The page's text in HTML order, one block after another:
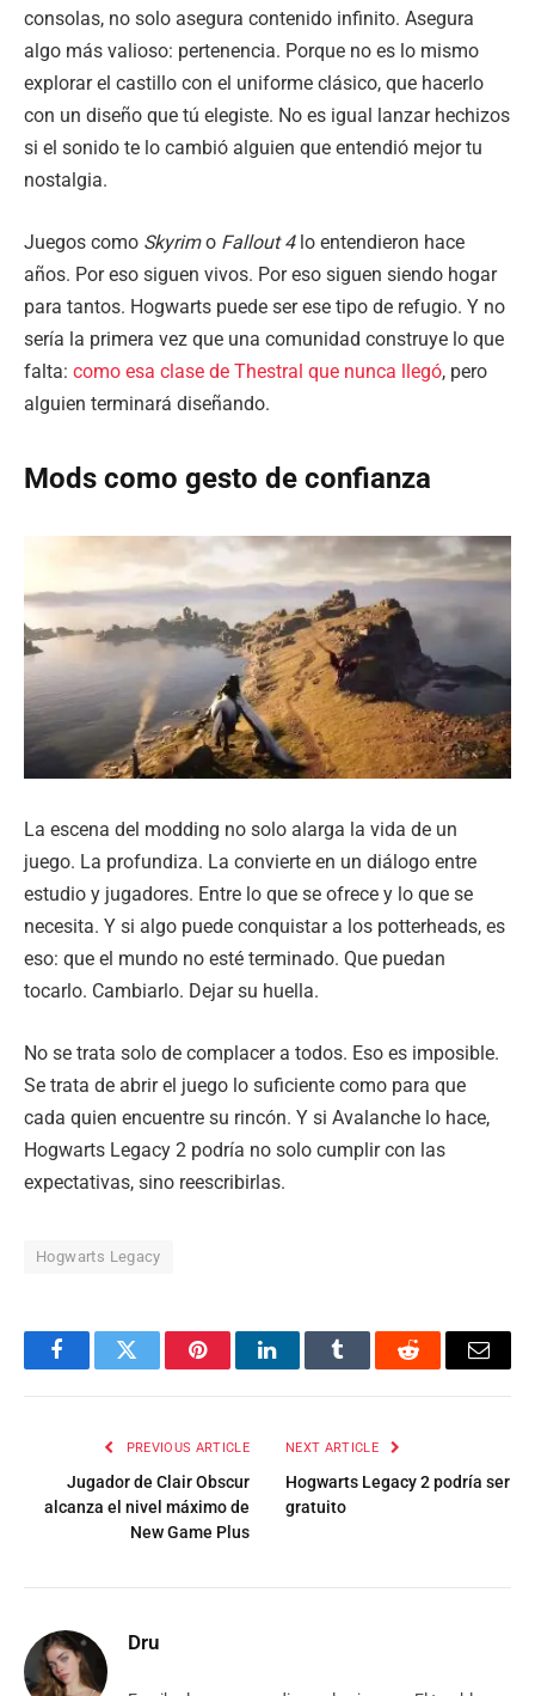
consolas, no solo asegura contenido infinito. Asegura
algo más valioso: pertenencia. Porque no es lo mismo
explorar el castillo con el uniforme clásico, que hacerlo
con un diseño que tú elegiste. No es igual lanzar hechizos
si el sonido te lo cambió alguien que entendió mejor tu
nostalgia.
Juegos como Skyrimo Fallout 4lo entendieron hace
años. Por eso siguen vivos. Por eso siguen siendo hogar
para tantos. Hogwarts puede ser ese tipo de refugio. Y no
sería la primera vez que una comunidad construye lo que
falta: como esa clase de Thestral que nunca llegó, pero
alguien terminará diseñando.
Mods como gesto de confianza
La escena del modding no solo alarga la vida de un
juego. La profundiza. La convierte en un diálogo entre
estudio y jugadores. Entre lo que se ofrece y lo que se
necesita. Y si algo puede conquistar a los potterheads, es
eso: que el mundo no esté terminado. Que puedan
tocarlo. Cambiarlo. Dejar su huella.
No se trata solo de complacer a todos. Eso es imposible.
Se trata de abrir el juego lo suficiente como para que
cada quien encuentre su rincón. Y si Avalanche lo hace,
Hogwarts Legacy 2 podría no solo cumplir con las
expectativas, sino reescribirlas.
Hogwarts Legacy
FacebookTwitter PinterestLinkedInTumblr Reddit Email
PREVIOUS ARTICLE
Jugador de Clair Obscur
alcanza el nivel máximo de
New Game Plus
NEXT ARTICLE
Hogwarts Legacy 2 podría ser
gratuito
Dru